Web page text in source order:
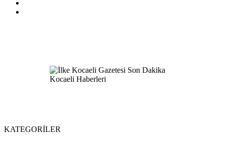
KATEGORİLER